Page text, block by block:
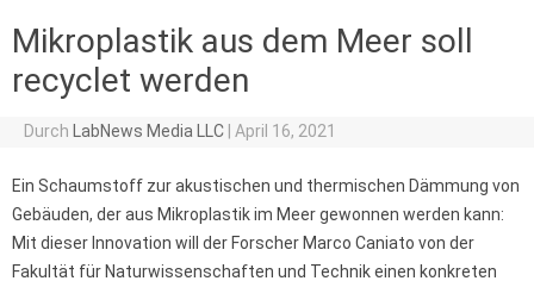
Mikroplastik aus dem Meer soll
recyclet werden
Durch LabNews Media LLC April 16, 2021
Ein Schaumstoff zur akustischen und thermischen Dämmung von
Gebäuden, der aus Mikroplastik im Meer gewonnen werden kann:
Mit dieser Innovation will der Forscher Marco Caniato von der
Fakultät für Naturwissenschaften und Technik einen konkreten